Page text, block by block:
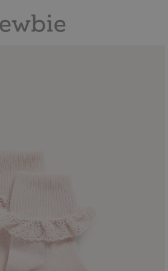
Sicher bezahlen mit PayPal & Apple Pay